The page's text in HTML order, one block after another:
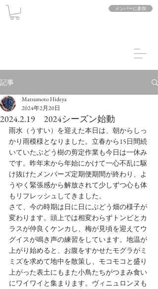
メンバーに参加
記事
2024.2.19 2024シーズン始動
Matsumoto Hideya
2024年2月20日
雨水（うすい）を迎えた本日は、朝からしっ
かり雨模様となりました。立春から15日間続
いていたぶどう樹の剪定作業も今日は一休み
です。昨年末から年始にかけて一心不乱に駆
け抜けたメンバーズ定期便期間が終わり、よ
うやく緊張感から解放されて少しずつ心も体
もリフレッシュしてきました。
さて、今の時期は日に日にぶどう畑の様子が
変わります。頭上では相変わらずトンビとカ
ラスが仲良くケンカし、梅が見頃を迎えてウ
グイスが鳴き声の練習をしています。地温が
上がり始めると、お腹をすかせたモグラがミ
ミズを求めて地中を散策し、モコモコと盛り
上がった表土にもまた小鳥たちがつまみ食い
にワイワイと集まります。ヴィニュロンヌも